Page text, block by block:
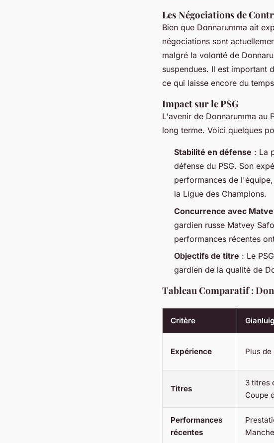
Les Négociations de
Bien que Donnarumma ait
négociations sont
malgré la volonté de
suspendues. Il est important
ce qui laisse encore du
Impact sur le PSG
L'avenir de Donnarumma au
long terme. Voici quelques
Stabilité en défense : La
défense du PSG. Son
performances de
la Ligue des Champions.
Concurrence avec
gardien russe Matvey
performances récentes
Objectifs de titre : Le
gardien de la qualité de
Tableau Comparatif :
Critère
Expérience Plus
Titres
3 titres
Coupe
Performances
récentes